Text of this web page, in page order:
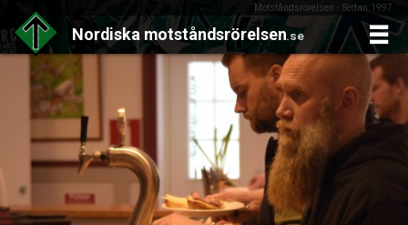
Motståndsrörelsen - Sedan 1997
Nordiska motståndsrörelsen.se
Skip
content